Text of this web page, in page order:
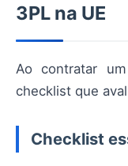
3PL na UE
Ao contratar
checklist que
Checklist